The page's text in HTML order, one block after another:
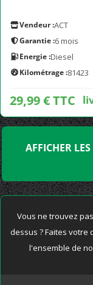
Vendeur :ACT
Garantie :6 mois
Energie :Diesel
Kilométrage :81423
29,99 € TTC
AFFICHER
Vous ne trouvez
dessus ? Faites votre
l'ensemble de